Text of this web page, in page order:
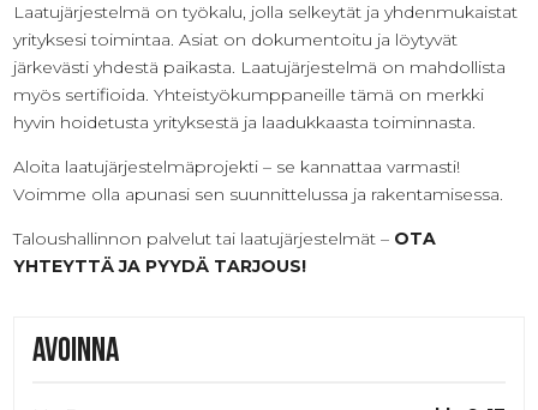
Avoinna
Laatujärjestelmä on työkalu, jolla selkeytät ja yhdenmukaistat
yrityksesi toimintaa. Asiat on dokumentoitu ja löytyvät
järkevästi yhdestä paikasta. Laatujärjestelmä on mahdollista
myös sertifioida. Yhteistyökumppaneille tämä on merkki
hyvin hoidetusta yrityksestä ja laadukkaasta toiminnasta.
Aloita laatujärjestelmäprojekti – se kannattaa varmasti!
Voimme olla apunasi sen suunnittelussa ja rakentamisessa.
Taloushallinnon palvelut tai laatujärjestelmät – OTA
YHTEYTTÄ JA PYYDÄ TARJOUS!